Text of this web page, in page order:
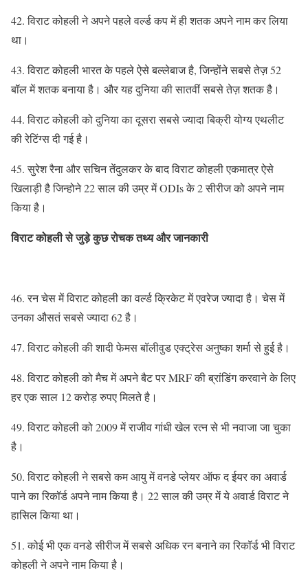
42. विराट कोहली ने अपने पहले वर्ल्ड कप में ही शतक अपने नाम कर लिया
था।
43. विराट कोहली भारत के पहले ऐसे बल्लेबाज है, जिन्होंने सबसे तेज़ 52
बॉल में शतक बनाया है। और यह दुनिया की सातवीं सबसे तेज़ शतक है।
44. विराट कोहली को दुनिया का दूसरा सबसे ज्यादा बिक्री योग्य एथलीट
की रेटिंग्स दी गई है।
45. सुरेश रैना और सचिन तेंदुलकर के बाद विराट कोहली एकमात्र ऐसे
खिलाड़ी है जिन्होने 22 साल की उम्र में ODIs के 2 सीरीज को अपने नाम
किया है।
विराट कोहली से जुड़े कुछ रोचक तथ्य और जानकारी
46. रन चेस में विराट कोहली का वर्ल्ड क्रिकेट में एवरेज ज्यादा है। चेस में
उनका औसतं सबसे ज्यादा 62 है।
47. विराट कोहली की शादी फेमस बॉलीवुड एक्ट्रेस अनुष्का शर्मा से हुई है।
48. विराट कोहली को मैच में अपने बैट पर MRF की ब्रांडिंग करवाने के लिए
हर एक साल 12 करोड़ रुपए मिलते है।
49. विराट कोहली को 2009 में राजीव गांधी खेल रत्न से भी नवाजा जा चुका
है।
50. विराट कोहली ने सबसे कम आयु में वनडे प्लेयर ऑफ द ईयर का अवार्ड
पाने का रिकॉर्ड अपने नाम किया है। 22 साल की उम्र में ये अवार्ड विराट ने
हासिल किया था।
51. कोई भी एक वनडे सीरीज में सबसे अधिक रन बनाने का रिकॉर्ड भी विराट
कोहली ने अपने नाम किया है।